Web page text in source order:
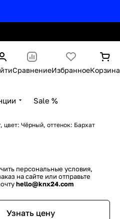
СравнениеИзбранноеКорзина
Sale %
цвет: Чёрный, оттенок: Бархат
персональные условия,
на сайте или отправьте
hello@knx24.com
Узнать цену